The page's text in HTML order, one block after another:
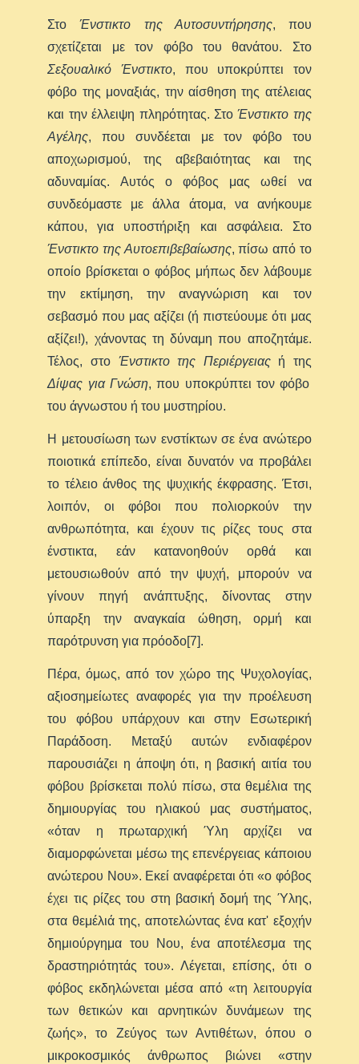
ΣτοΈνστικτο της Αυτοσυντήρησης, που
σχετίζεται με τον φόβο του θανάτου. Στο
Σεξουαλικό Ένστικτο, που υποκρύπτει τον
φόβο της μοναξιάς, την αίσθηση της ατέλειας
και την έλλειψη πληρότητας. ΣτοΈνστικτο της
Αγέλης, που συνδέεται με τον φόβο του
αποχωρισμού, της αβεβαιότητας και της
αδυναμίας. Αυτός ο φόβος μας ωθεί να
συνδεόμαστε με άλλα άτομα, να ανήκουμε
κάπου, για υποστήριξη και ασφάλεια. Στο
Ένστικτο της Αυτοεπιβεβαίωσης, πίσω από το
οποίο βρίσκεται ο φόβος μήπως δεν λάβουμε
την εκτίμηση, την αναγνώριση και τον
σεβασμό που μας αξίζει (ή πιστεύουμε ότι μας
αξίζει!), χάνοντας τη δύναμη που αποζητάμε.
Τέλος, στο Ένστικτο της Περιέργειαςή της
Δίψας για Γνώση, που υποκρύπτει τον φόβο
του άγνωστου ή του μυστηρίου.
Η μετουσίωση των ενστίκτων σε ένα ανώτερο
ποιοτικά επίπεδο, είναι δυνατόν να προβάλει
το τέλειο άνθος της ψυχικής έκφρασης. Έτσι,
λοιπόν, οι φόβοι που πολιορκούν την
ανθρωπότητα, και έχουν τις ρίζες τους στα
ένστικτα, εάν κατανοηθούν ορθά και
μετουσιωθούν από την ψυχή, μπορούν να
γίνουν πηγή ανάπτυξης, δίνοντας στην
ύπαρξη την αναγκαία ώθηση, ορμή και
παρότρυνση για πρόοδο[7].
Πέρα, όμως, από τον χώρο της Ψυχολογίας,
αξιοσημείωτες αναφορές για την προέλευση
του φόβου υπάρχουν και στην Εσωτερική
Παράδοση. Μεταξύ αυτών ενδιαφέρον
παρουσιάζει η άποψη ότι, η βασική αιτία του
φόβου βρίσκεται πολύ πίσω, στα θεμέλια της
δημιουργίας του ηλιακού μας συστήματος,
«όταν η πρωταρχική Ύλη αρχίζει να
διαμορφώνεται μέσω της επενέργειας κάποιου
ανώτερου Νου». Εκεί αναφέρεται ότι «ο φόβος
έχει τις ρίζες του στη βασική δομή της Ύλης,
στα θεμέλιά της, αποτελώντας ένα κατ' εξοχήν
δημιούργημα του Νου, ένα αποτέλεσμα της
δραστηριότητάς του». Λέγεται, επίσης, ότι ο
φόβος εκδηλώνεται μέσα από «τη λειτουργία
των θετικών και αρνητικών δυνάμεων της
ζωής», το Ζεύγος των Αντιθέτων, όπου ο
μικροκοσμικός άνθρωπος βιώνει «στην